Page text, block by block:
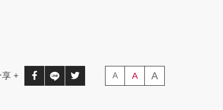
享 + 分享至facebook(另開新視窗)
分享至line(另開新視窗)
分享至twitter(另開新視窗)
A (字級小)
A(字級中)
A